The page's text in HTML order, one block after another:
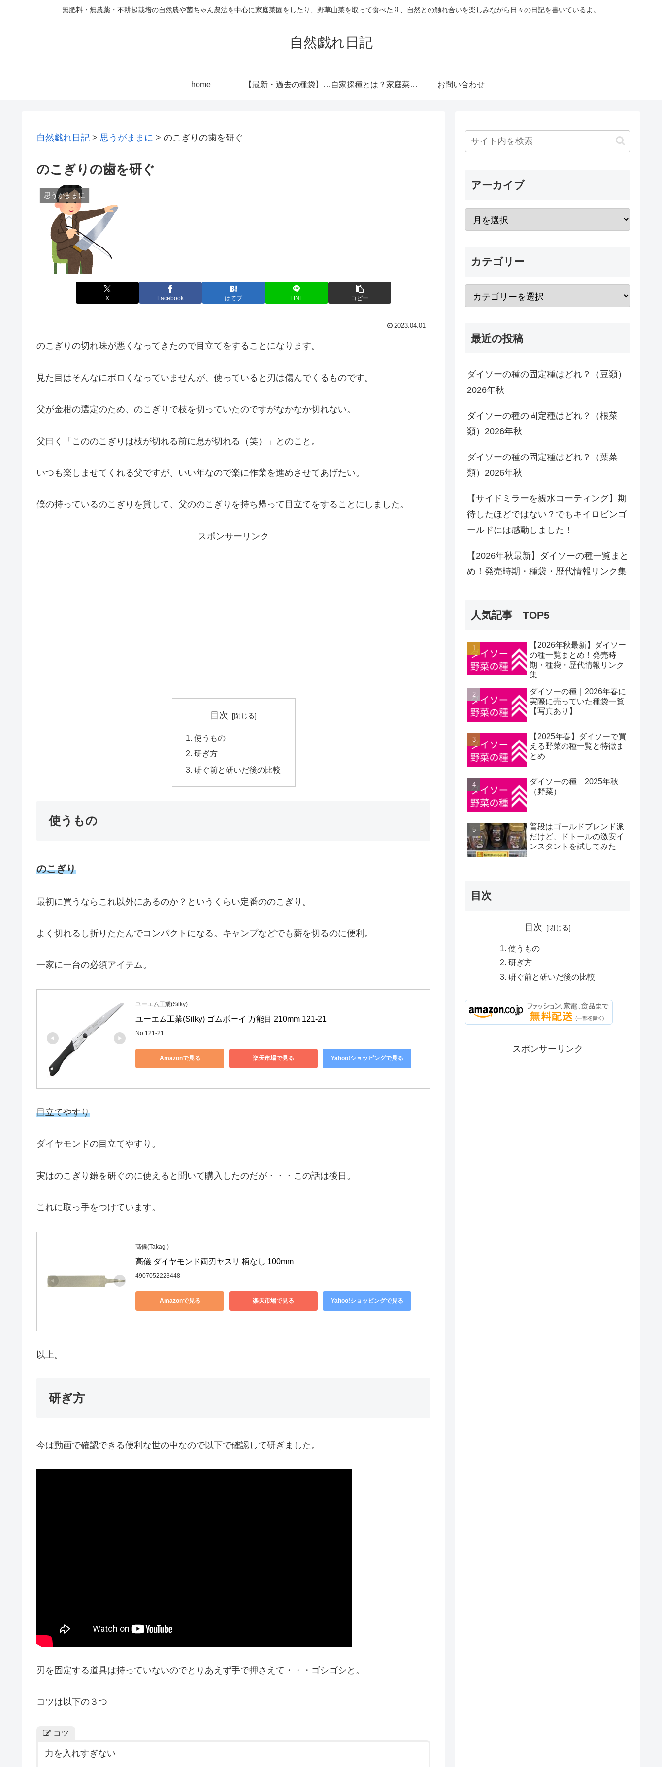
無肥料・無農薬・不耕起栽培の自然農や菌ちゃん農法を中心に家庭菜園をしたり、野草山菜を取って食べたり、自然との触れ合いを楽しみながら日々の日記を書いているよ。
自然戯れ日記
home 【最新・過去の種袋】ダイソーの種一覧まとめ！発売時期・全種類・栽培記録歴代リンク集 自家採種とは？家庭菜園で種をつなぐという選択 お問い合わせ
自然戯れ日記 > 思うがままに > のこぎりの歯を研ぐ
のこぎりの歯を研ぐ
思うがままに
X Facebook はてブ LINE コピー
2023.04.01
のこぎりの切れ味が悪くなってきたので目立てをすることになります。
見た目はそんなにボロくなっていませんが、使っていると刃は傷んでくるものです。
父が金柑の選定のため、のこぎりで枝を切っていたのですがなかなか切れない。
父曰く「こののこぎりは枝が切れる前に息が切れる（笑）」とのこと。
いつも楽しませてくれる父ですが、いい年なので楽に作業を進めさせてあげたい。
僕の持っているのこぎりを貸して、父ののこぎりを持ち帰って目立てをすることにしました。
スポンサーリンク
目次
使うもの
研ぎ方
研ぐ前と研いだ後の比較
使うもの
のこぎり
最初に買うならこれ以外にあるのか？というくらい定番ののこぎり。
よく切れるし折りたたんでコンパクトになる。キャンプなどでも薪を切るのに便利。
一家に一台の必須アイテム。
ユーエム工業(Silky)
ユーエム工業(Silky) ゴムボーイ 万能目 210mm 121-21
No.121-21
Amazonで見る 楽天市場で見る Yahoo!ショッピングで見る
目立てやすり
ダイヤモンドの目立てやすり。
実はのこぎり鎌を研ぐのに使えると聞いて購入したのだが・・・この話は後日。
これに取っ手をつけています。
髙儀(Takagi)
高儀 ダイヤモンド両刃ヤスリ 柄なし 100mm
4907052223448
Amazonで見る 楽天市場で見る Yahoo!ショッピングで見る
以上。
研ぎ方
今は動画で確認できる便利な世の中なので以下で確認して研ぎました。
刃を固定する道具は持っていないのでとりあえず手で押さえて・・・ゴシゴシと。
コツは以下の３つ
コツ
力を入れすぎない
アーカイブ
カテゴリー
最近の投稿
ダイソーの種の固定種はどれ？（豆類）
2026年秋
ダイソーの種の固定種はどれ？（根菜
類）2026年秋
ダイソーの種の固定種はどれ？（葉菜
類）2026年秋
【サイドミラーを親水コーティング】期
待したほどではない？でもキイロビンゴ
ールドには感動しました！
【2026年秋最新】ダイソーの種一覧まと
め！発売時期・種袋・歴代情報リンク集
人気記事 TOP5
【2026年秋最新】ダイソー
の種一覧まとめ！発売時
期・種袋・歴代情報リンク
集
ダイソーの種｜2026年春に
実際に売っていた種袋一覧
【写真あり】
【2025年春】ダイソーで買
える野菜の種一覧と特徴ま
とめ
ダイソーの種 2025年秋
（野菜）
普段はゴールドブレンド派
だけど、ドトールの激安イ
ンスタントを試してみた
目次
目次
使うもの
研ぎ方
研ぐ前と研いだ後の比較
スポンサーリンク